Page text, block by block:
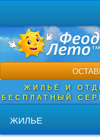
основному
содержанию
ЖИЛЬЁ И
БЕСПЛАТНЫЙ
ЖИЛЬЕ